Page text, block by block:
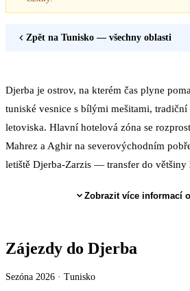
Zpět na Tunisko — všechny oblasti
Djerba je ostrov, na kterém čas plyne
tuniské vesnice s bílými mešitami,
letoviska. Hlavní hotelová zóna se
Mahrez a Aghir na severovýchodním
letiště Djerba-Zarzis — transfer do
Zobrazit více informací
Zájezdy do Djerba
Sezóna 2026 · Tunisko